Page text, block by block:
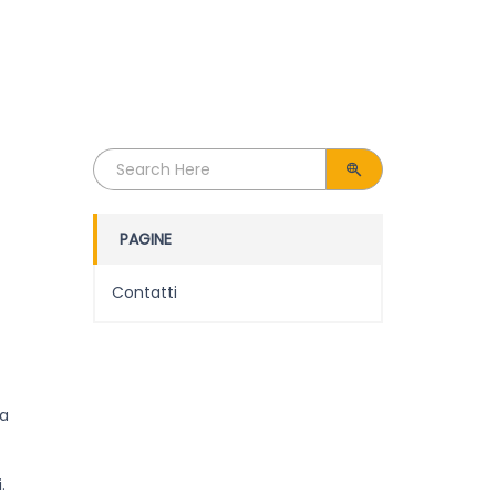
Search
for:
PAGINE
Contatti